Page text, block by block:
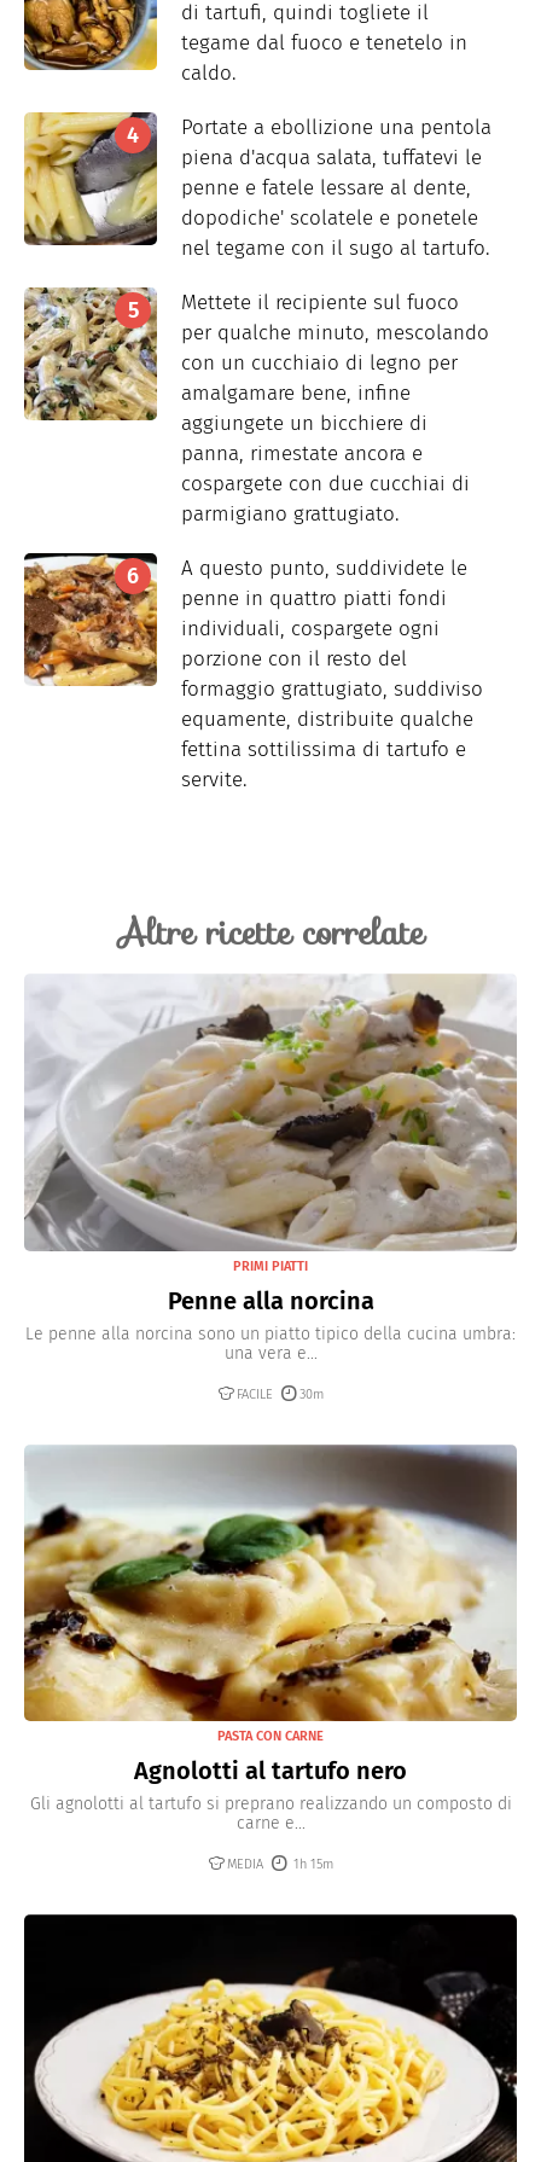
di tartufi, quindi togliete il
tegame dal fuoco e tenetelo in
caldo.
Portate a ebollizione una pentola
piena d'acqua salata, tuffatevi le
penne e fatele lessare al dente,
dopodiche' scolatele e ponetele
nel tegame con il sugo al tartufo.
Mettete il recipiente sul fuoco
per qualche minuto, mescolando
con un cucchiaio di legno per
amalgamare bene, infine
aggiungete un bicchiere di
panna, rimestate ancora e
cospargete con due cucchiai di
parmigiano grattugiato.
A questo punto, suddividete le
penne in quattro piatti fondi
individuali, cospargete ogni
porzione con il resto del
formaggio grattugiato, suddiviso
equamente, distribuite qualche
fettina sottilissima di tartufo e
servite.
Altre ricette correlate
PRIMI PIATTI
Penne alla norcina
Le penne alla norcina sono un piatto tipico della cucina umbra:
una vera e...
FACILE 30m
PASTA CON CARNE
Agnolotti al tartufo nero
Gli agnolotti al tartufo si preprano realizzando un composto di
carne e...
MEDIA 1h 15m